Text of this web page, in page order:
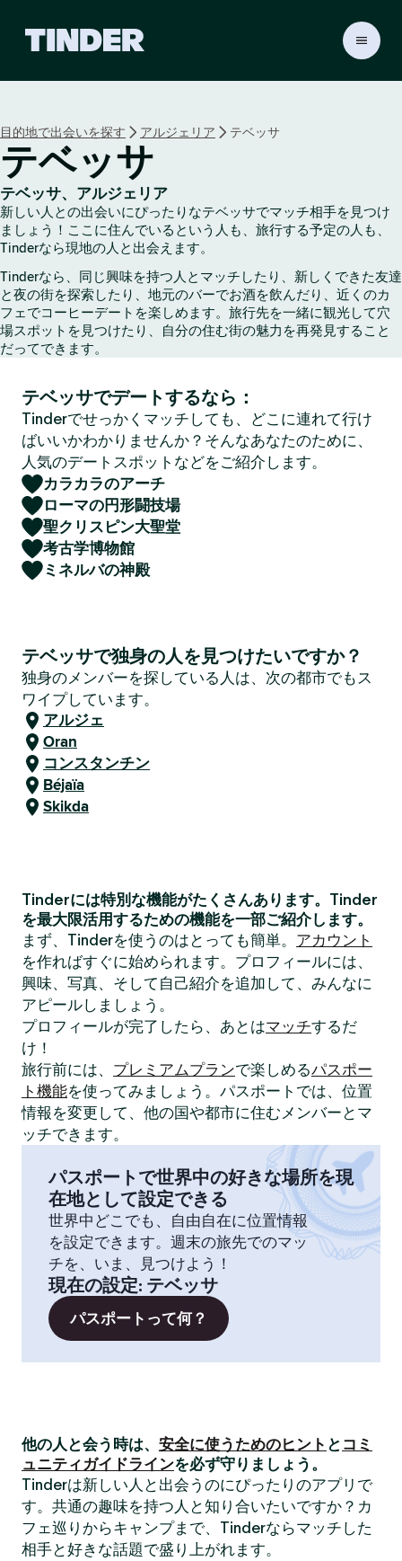
r
ホ
ム
ペ
ー
ジ
目的地で出会いを探す アルジェリア テベッサ
テベッサ
テベッサ、アルジェリア
新しい人との出会いにぴったりなテベッサでマッチ相手を見つけ
ましょう！ここに住んでいるという人も、旅行する予定の人も、
Tinderなら現地の人と出会えます。
Tinderなら、同じ興味を持つ人とマッチしたり、新しくできた友達
と夜の街を探索したり、地元のバーでお酒を飲んだり、近くのカ
フェでコーヒーデートを楽しめます。旅行先を一緒に観光して穴
場スポットを見つけたり、自分の住む街の魅力を再発見すること
だってできます。
テベッサでデートするなら：
Tinderでせっかくマッチしても、どこに連れて行け
ばいいかわかりませんか？そんなあなたのために、
人気のデートスポットなどをご紹介します。
カラカラのアーチ
ローマの円形闘技場
聖クリスピン大聖堂
考古学博物館
ミネルバの神殿
テベッサで独身の人を見つけたいですか？
独身のメンバーを探している人は、次の都市でもス
ワイプしています。
アルジェ
Oran
コンスタンチン
Béjaïa
Skikda
Tinderには特別な機能がたくさんあります。Tinder
を最大限活用するための機能を一部ご紹介します。
まず、Tinderを使うのはとっても簡単。 アカウント
を作ればすぐに始められます。プロフィールには、
興味、写真、そして自己紹介を追加して、みんなに
アピールしましょう。
プロフィールが完了したら、あとはマッチするだ
け！
旅行前には、 プレミアムプランで楽しめるパスポー
ト機能を使ってみましょう。パスポートでは、位置
情報を変更して、他の国や都市に住むメンバーとマ
ッチできます。
パスポートで世界中の好きな場所を現
在地として設定できる
世界中どこでも、自由自在に位置情報
を設定できます。週末の旅先でのマッ
チを、いま、見つけよう！
現在の設定: テベッサ
パスポートって何？
他の人と会う時は、 安全に使うためのヒント と コミ
ュニティガイドラインを必ず守りましょう。
Tinderは新しい人と出会うのにぴったりのアプリで
す。共通の趣味を持つ人と知り合いたいですか？カ
フェ巡りからキャンプまで、Tinderならマッチした
相手と好きな話題で盛り上がれます。